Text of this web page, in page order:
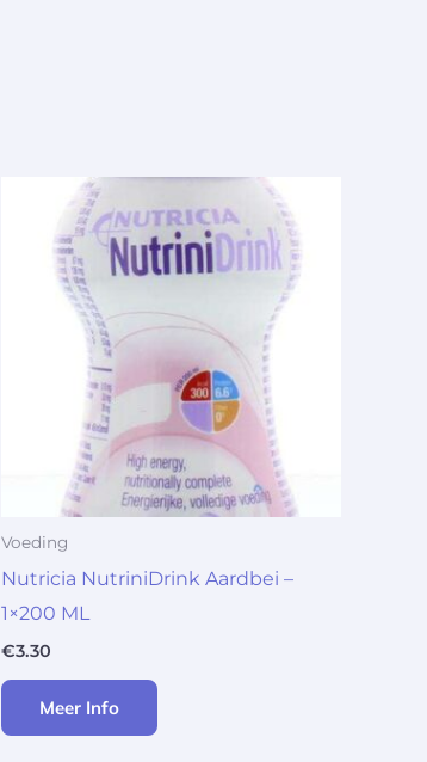
Voeding
Nutricia NutriniDrink Aardbei –
1×200 ML
€3.30
Meer Info